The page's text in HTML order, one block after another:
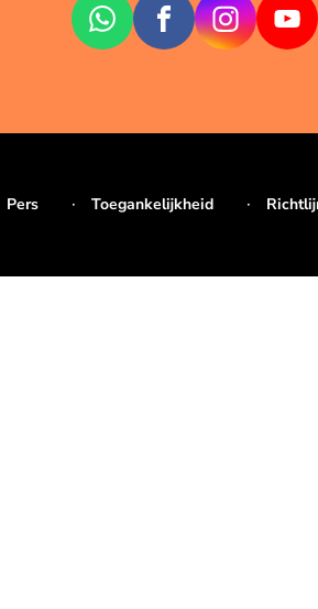
Pers Toegankelijkheid